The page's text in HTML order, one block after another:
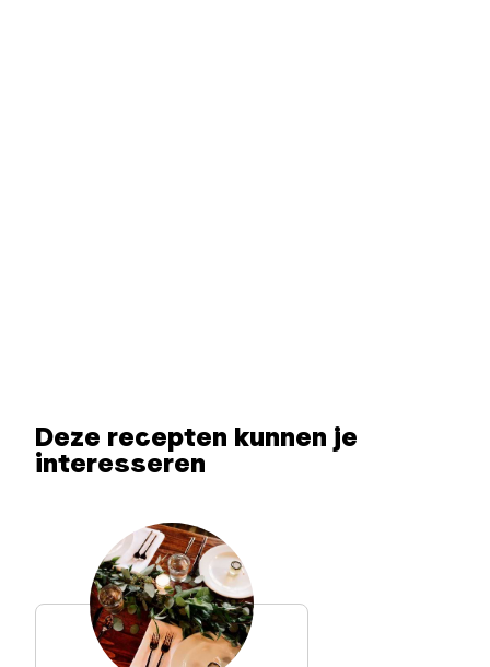
Deze recepten kunnen je
interesseren